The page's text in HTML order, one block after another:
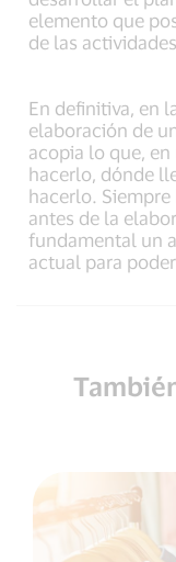
elemento que
de las
En definitiva, en
elaboración de
acopia lo que,
hacerlo, dónde
hacerlo.
antes de la
fundamental un
actual para